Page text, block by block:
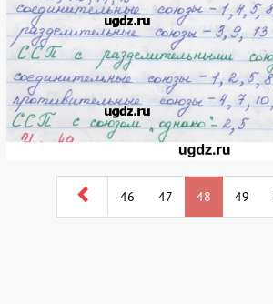
46 47 48 49